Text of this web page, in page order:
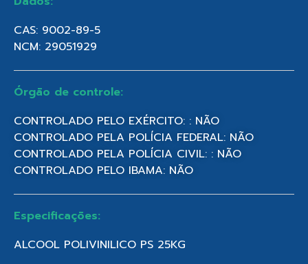
CAS: 9002-89-5
NCM: 29051929
Órgão de controle:
CONTROLADO PELO EXÉRCITO: : NÃO
CONTROLADO PELA POLÍCIA FEDERAL: NÃO
CONTROLADO PELA POLÍCIA CIVIL: : NÃO
CONTROLADO PELO IBAMA: NÃO
Especificações:
ALCOOL POLIVINILICO PS 25KG